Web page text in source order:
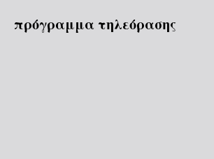
πρόγραμμα τηλεόρασης